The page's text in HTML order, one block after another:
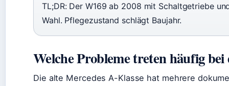
TL;DR: Der W169 ab 2008 mit Schaltgetriebe
Wahl. Pflegezustand schlägt Baujahr.
Welche Probleme treten häufig
Die alte Mercedes A-Klasse hat mehrere